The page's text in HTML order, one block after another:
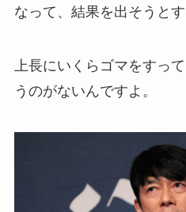
なって、結果を出そうとす
上長にいくらゴマをすっ
うのがないんですよ。